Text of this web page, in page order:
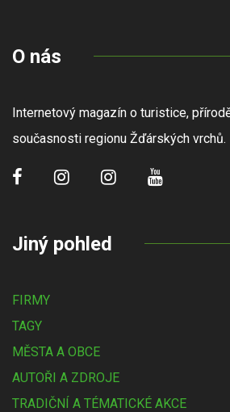
O nás
Internetový magazín o turistice,
současnosti regionu Žďárských vrchů.
Jiný pohled
FIRMY
TAGY
MĚSTA A OBCE
AUTOŘI A ZDROJE
TRADIČNÍ A TÉMATICKÉ AKCE